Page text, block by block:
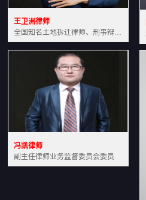
王卫洲律师
全国知名土地拆迁律师、刑事辩护律师北京万典律师事务所主任中国法学会会员北京市行政法研究会理事
冯凯律师
副主任律师业务监督委员会委员